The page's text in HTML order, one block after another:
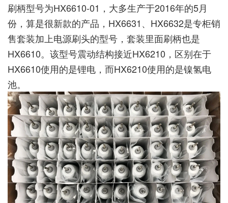
刷柄型号为HX6610-01，大多生产于2016年的5月
份，算是很新款的产品，HX6631、HX6632是专柜销
售套装加上电源刷头的型号，套装里面刷柄也是
HX6610。该型号震动结构接近HX6210，区别在于
HX6610使用的是锂电，而HX6210使用的是镍氢电
池。